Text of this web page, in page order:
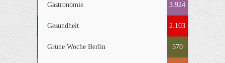
Gastronomie 3.924
Gesundheit 2.103
Grüne Woche Berlin 570